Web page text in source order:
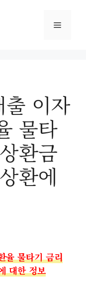
메
이자
물타
환금
환에
율 물타기 금리
대한 정보